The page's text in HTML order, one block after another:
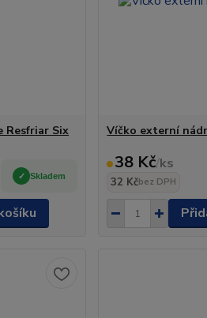
Resfriar Six
Skladem
Víčko externí
38 Kč/ks
32 Kčbez DPH